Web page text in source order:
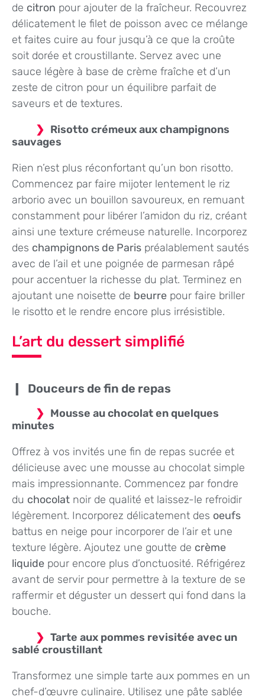
de citron pour ajouter de la fraîcheur. Recouvrez
délicatement le filet de poisson avec ce mélange
et faites cuire au four jusqu’à ce que la croûte
soit dorée et croustillante. Servez avec une
sauce légère à base de crème fraîche et d’un
zeste de citron pour un équilibre parfait de
saveurs et de textures.
Risotto crémeux aux champignons
sauvages
Rien n’est plus réconfortant qu’un bon risotto.
Commencez par faire mijoter lentement le riz
arborio avec un bouillon savoureux, en remuant
constamment pour libérer l’amidon du riz, créant
ainsi une texture crémeuse naturelle. Incorporez
des champignons de Paris préalablement sautés
avec de l’ail et une poignée de parmesan râpé
pour accentuer la richesse du plat. Terminez en
ajoutant une noisette de beurre pour faire briller
le risotto et le rendre encore plus irrésistible.
L’art du dessert simplifié
Douceurs de fin de repas
Mousse au chocolat en quelques
minutes
Offrez à vos invités une fin de repas sucrée et
délicieuse avec une mousse au chocolat simple
mais impressionnante. Commencez par fondre
du chocolat noir de qualité et laissez-le refroidir
légèrement. Incorporez délicatement des oeufs
battus en neige pour incorporer de l’air et une
texture légère. Ajoutez une goutte de crème
liquide pour encore plus d’onctuosité. Réfrigérez
avant de servir pour permettre à la texture de se
raffermir et déguster un dessert qui fond dans la
bouche.
Tarte aux pommes revisitée avec un
sablé croustillant
Transformez une simple tarte aux pommes en un
chef-d’œuvre culinaire. Utilisez une pâte sablée